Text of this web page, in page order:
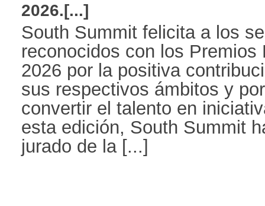
2026.[...]
South Summit felicita a los
reconocidos con los Premios
2026 por la positiva
sus respectivos ámbitos y
convertir el talento en
esta edición, South Summit
jurado de la [...]